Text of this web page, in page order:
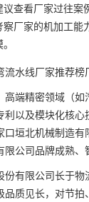
查看厂家过往案
厂家的机加工能
流水线厂家推荐榜
高端精密领域（
利以及模块化核
口垣北机械制造
公司品牌成熟、
份有限公司长于
品质见长，对节